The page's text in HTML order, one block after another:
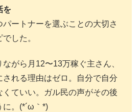
を
パートナーを選ぶことの大切さ
した。
がら月12〜13万稼ぐ主さん、
される理由はゼロ。自分で自分
ていい。ガル民の声がその後
に。(*´ω｀*)